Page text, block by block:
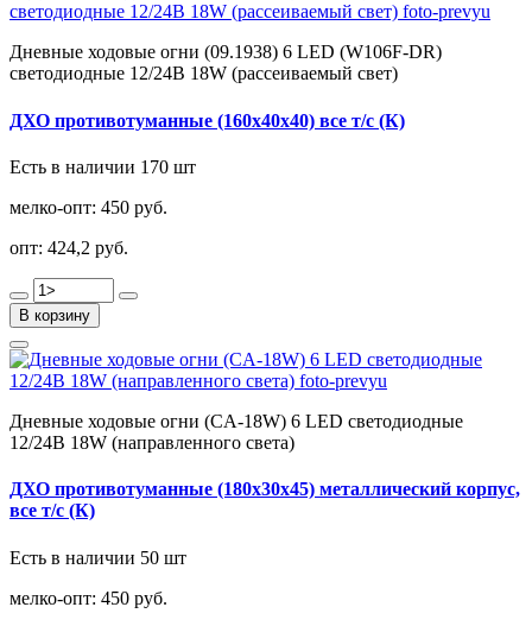
Дневные ходовые огни (09.1938) 6 LED (W106F-DR)
светодиодные 12/24В 18W (рассеиваемый свет)
ДХО противотуманные (160х40х40) все т/с (К)
Есть в наличии 170 шт
мелко-опт: 450 руб.
опт: 424,2 руб.
В корзину
Дневные ходовые огни (CA-18W) 6 LED светодиодные
12/24В 18W (направленного света)
ДХО противотуманные (180х30х45) металлический корпус,
все т/с (К)
Есть в наличии 50 шт
мелко-опт: 450 руб.